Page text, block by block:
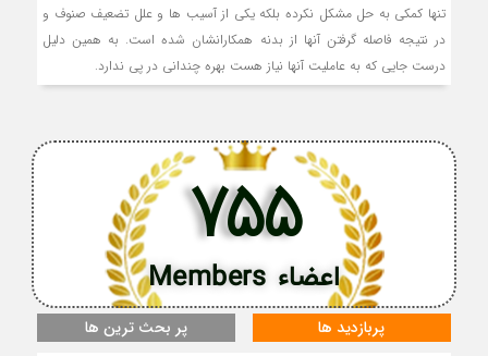
تنها کمکی به حل مشکل نکرده بلکه یکی از آسیب ها و علل تضعیف صنوف و
در نتیجه فاصله گرفتن آنها از بدنه همکارانشان شده است. به همین دلیل
درست جایی که به عاملیت آنها نیاز هست بهره چندانی در پی ندارد.
اعضاء Members
755
پربازدید ها پر بحث ترین ها